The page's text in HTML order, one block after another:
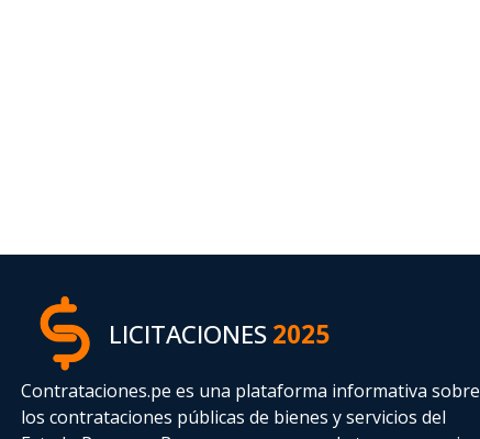
LICITACIONES2025
Contrataciones.pe es una plataforma informativa sobre
los contrataciones públicas de bienes y servicios del